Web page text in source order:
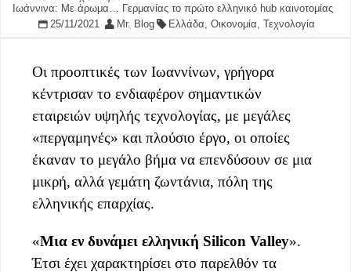
Ιωάννινα: Με άρωμα… Γερμανίας το πρώτο ελληνικό hub καινοτομίας
25/11/2021
Mr. Blog Ελλάδα, Οικονομία, Τεχνολογία
Οι προοπτικές των Ιωαννίνων, γρήγορα
κέντρισαν το ενδιαφέρον σημαντικών
εταιρειών υψηλής τεχνολογίας, με μεγάλες
«περγαμηνές» και πλούσιο έργο, οι οποίες
έκαναν το μεγάλο βήμα να επενδύσουν σε μια
μικρή, αλλά γεμάτη ζωντάνια, πόλη της
ελληνικής επαρχίας.
«Μια εν δυνάμει ελληνική Silicon Valley».
Έτσι έχει χαρακτηρίσει στο παρελθόν τα